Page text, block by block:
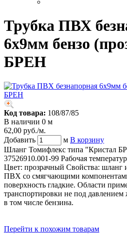
Трубка ПВХ
6х9мм бензо
БРЕН
Код товара: 108/87/85
В наличии 0 м
62,00 руб./м.
Добавить
м В корзину
Шланг Томифлекс типа "Кристал
37526910.001-99 Рабочая
Цвет: прозрачный Свойства: шланг
ПВХ со смягчающими
поверхность гладкие. Области
транспортировки не под
в том числе бензина.
Перейти к похожим товарам